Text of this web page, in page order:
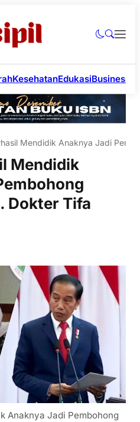
KesehatanEdukasiBusiness
Mendidik Anaknya Jadi
Mendidik
Dokter Tifa
Anaknya Jadi Pembohong